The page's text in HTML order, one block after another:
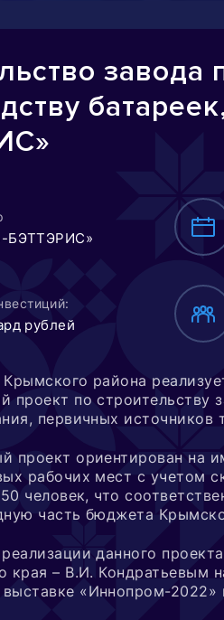
завода
БЭТТЭРИС»
рублей
района
проект по строительству
первичных источников
проект ориентирован на
рабочих мест с учетом
человек, что
часть бюджета
данного
края – В.И. Кондратьевым
«Иннопром-2022»